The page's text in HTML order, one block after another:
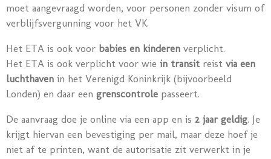
moet aangevraagd worden, voor personen zonder visum of
verblijfsvergunning voor het VK.
Het ETA is ook voor babies en kinderen verplicht.
Het ETA is ook verplicht voor wie in transit reist via een
luchthaven in het Verenigd Koninkrijk (bijvoorbeeld
Londen) en daar een grenscontrole passeert.
De aanvraag doe je online via een app en is 2 jaar geldig. Je
krijgt hiervan een bevestiging per mail, maar deze hoef je
niet af te printen, want de autorisatie zit verwerkt in je